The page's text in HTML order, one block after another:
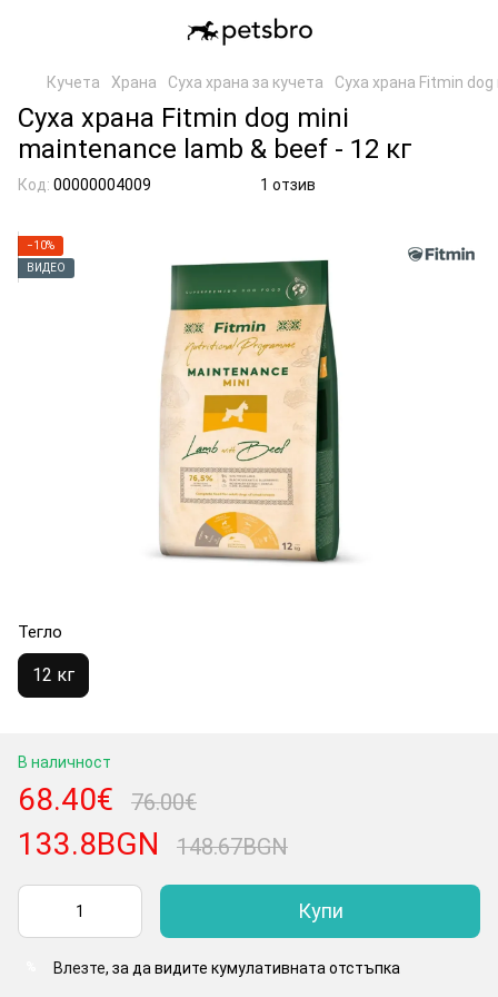
Кучета Храна Суха храна за кучета Суха храна Fitmin
Суха храна Fitmin dog mini
maintenance lamb & beef - 12 кг
Код: 00000004009 1 отзив
−10%
ВИДЕО
Тегло
12 кг
В наличност
68.40€ 76.00€
133.8BGN 148.67BGN
Купи
Влезте, за да видите кумулативната отстъпка